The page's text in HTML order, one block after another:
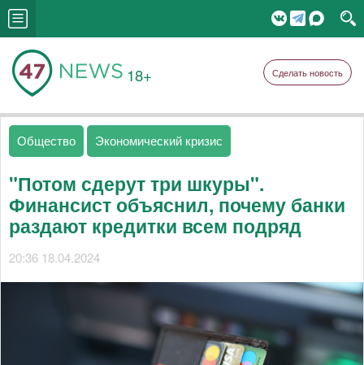
18+ Сделать новость
Общество Экономический кризис
"Потом сдерут три шкуры".
Финансист объяснил, почему банки
раздают кредитки всем подряд
20:36 18.04.2024